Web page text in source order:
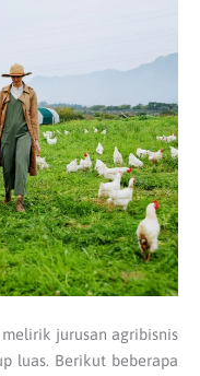
jurusan agribisnis
luas. Berikut beberapa